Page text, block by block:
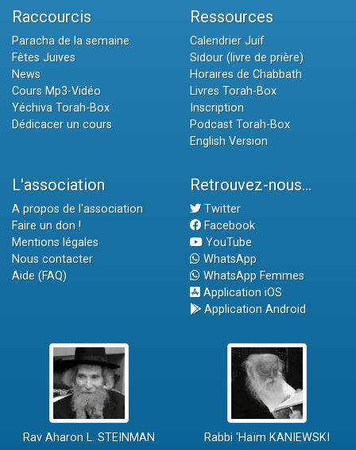
Raccourcis
Paracha de la semaine
Fêtes Juives
News
Cours Mp3-Vidéo
Yéchiva Torah-Box
Dédicacer un cours
Ressources
Calendrier Juif
Sidour (livre de prière)
Horaires de Chabbath
Livres Torah-Box
Inscription
Podcast Torah-Box
English Version
L'association
A propos de l'association
Faire un don !
Mentions légales
Nous contacter
Aide (FAQ)
Retrouvez-nous...
Twitter
Facebook
YouTube
WhatsApp
WhatsApp Femmes
Application iOS
Application Android
Rav Aharon L. STEINMAN Rabbi 'Haïm KANIEWSKI